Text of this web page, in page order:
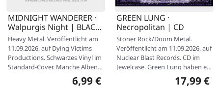
MIDNIGHT WANDERER ·
Walpurgis Night | BLACK
LP
Heavy Metal. Veröffentlicht am
11.09.2026, auf Dying Victims
Productions. Schwarzes Vinyl im
Standard-Cover. Manche Alben
packen dich vom ersten Riff…Regulärer Preis:
6,99 €
GREEN LUNG ·
Necropolitan | CD
Stoner Rock/Doom Metal.
Veröffentlicht am 11.09.2026, auf
Nuclear Blast Records. CD im
Jewelcase. Green Lung haben es
wieder getan — und diesmal…
Regulärer
17,99 €